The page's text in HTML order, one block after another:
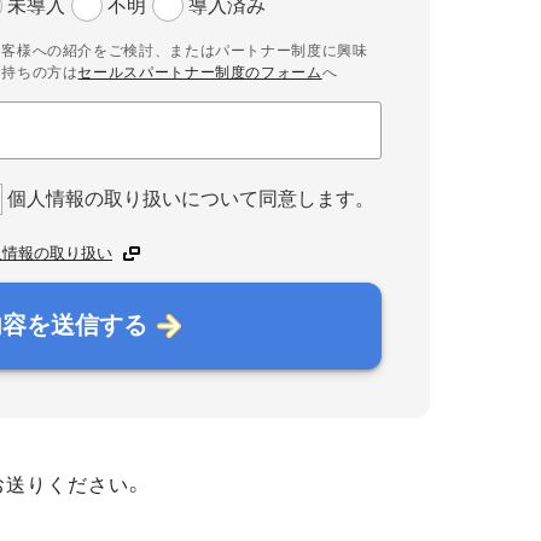
未導入 不明 導入済み
様への紹介をご検討、またはパートナー制度に興味
ちの方はセールスパートナー制度のフォームへ
個人情報の取り扱いについて同意します。
報の取り扱い
を送信する
りください。